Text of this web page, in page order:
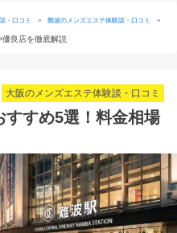
記事を閲覧したい方のため
・口コミ » 難波のメンズエステ体験談・口コミ »
優良店を徹底解説
大阪のメンズエステ体験談・口コミ
すすめ5選！料金相場